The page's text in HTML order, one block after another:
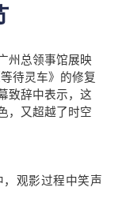
州总领事馆展映
待灵车》的修复
致辞中表示，这
，又超越了时空
观影过程中笑声